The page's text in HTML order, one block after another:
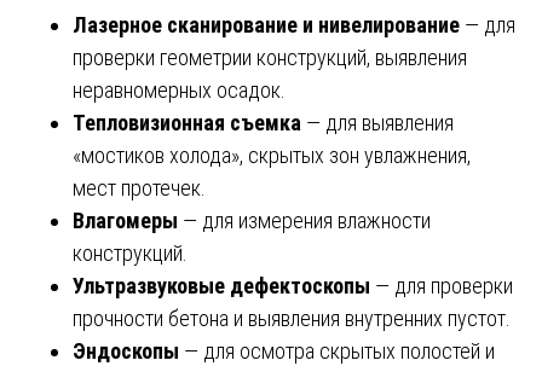
Лазерное сканирование и нивелирование — для
проверки геометрии конструкций, выявления
неравномерных осадок.
Тепловизионная съемка — для выявления
«мостиков холода», скрытых зон увлажнения,
мест протечек.
Влагомеры — для измерения влажности
конструкций.
Ультразвуковые дефектоскопы — для проверки
прочности бетона и выявления внутренних пустот.
Эндоскопы — для осмотра скрытых полостей и